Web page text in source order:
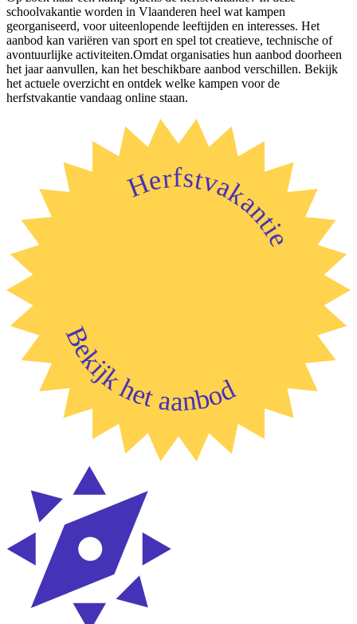
schoolvakantie worden in Vlaanderen heel wat kampen
georganiseerd, voor uiteenlopende leeftijden en interesses. Het
aanbod kan variëren van sport en spel tot creatieve, technische of
avontuurlijke activiteiten.Omdat organisaties hun aanbod doorheen
het jaar aanvullen, kan het beschikbare aanbod verschillen. Bekijk
het actuele overzicht en ontdek welke kampen voor de
herfstvakantie vandaag online staan.
Herfstvakantie
Bekijk het aanbod